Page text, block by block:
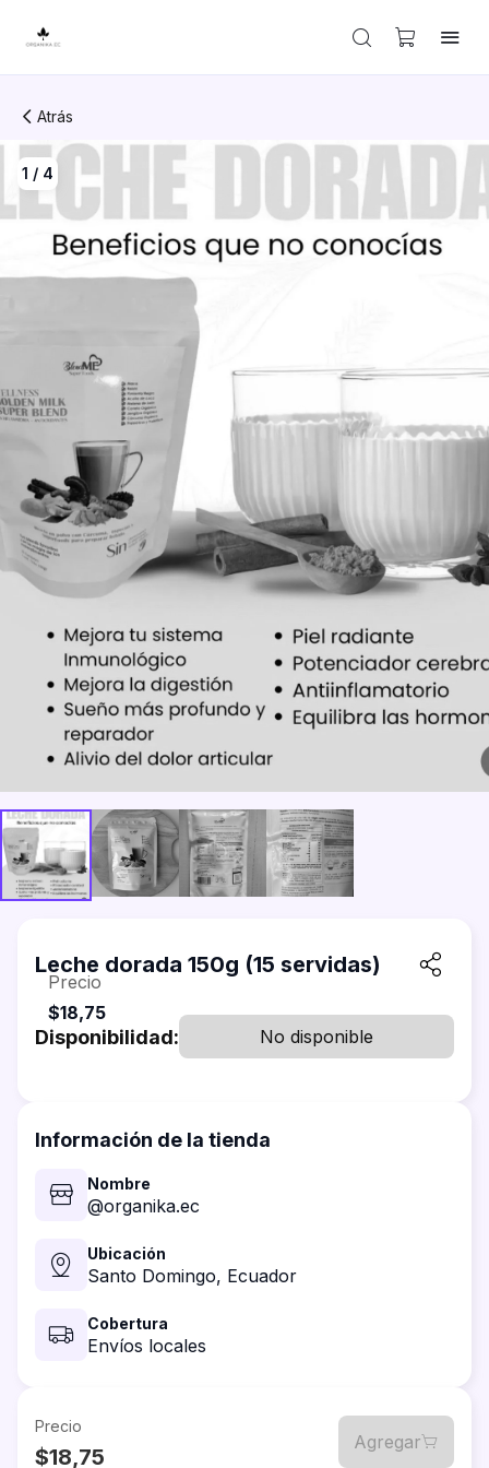
Atrás
1 / 4
Leche dorada 150g (15 servidas)
Precio
$18,75
Disponibilidad: No disponible
Información de la tienda
Nombre
@organika.ec
Ubicación
Santo Domingo, Ecuador
Cobertura
Envíos locales
Precio
$18,75
Agregar